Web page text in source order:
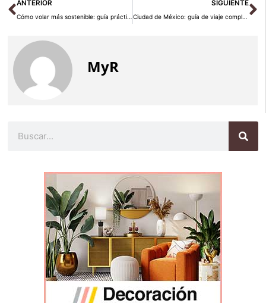
ANTERIOR
Cómo volar más sostenible: guía práctica 2026
SIGUIENTE
Ciudad de México: guía de viaje completa 2026
MyR